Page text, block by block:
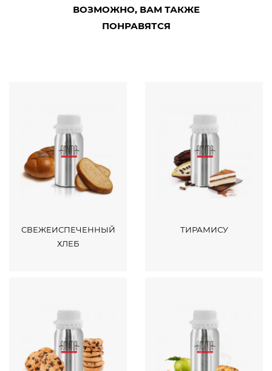
ВОЗМОЖНО, ВАМ ТАКЖЕ
ПОНРАВЯТСЯ
СВЕЖЕИСПЕЧЕННЫЙ
ХЛЕБ
ТИРАМИСУ